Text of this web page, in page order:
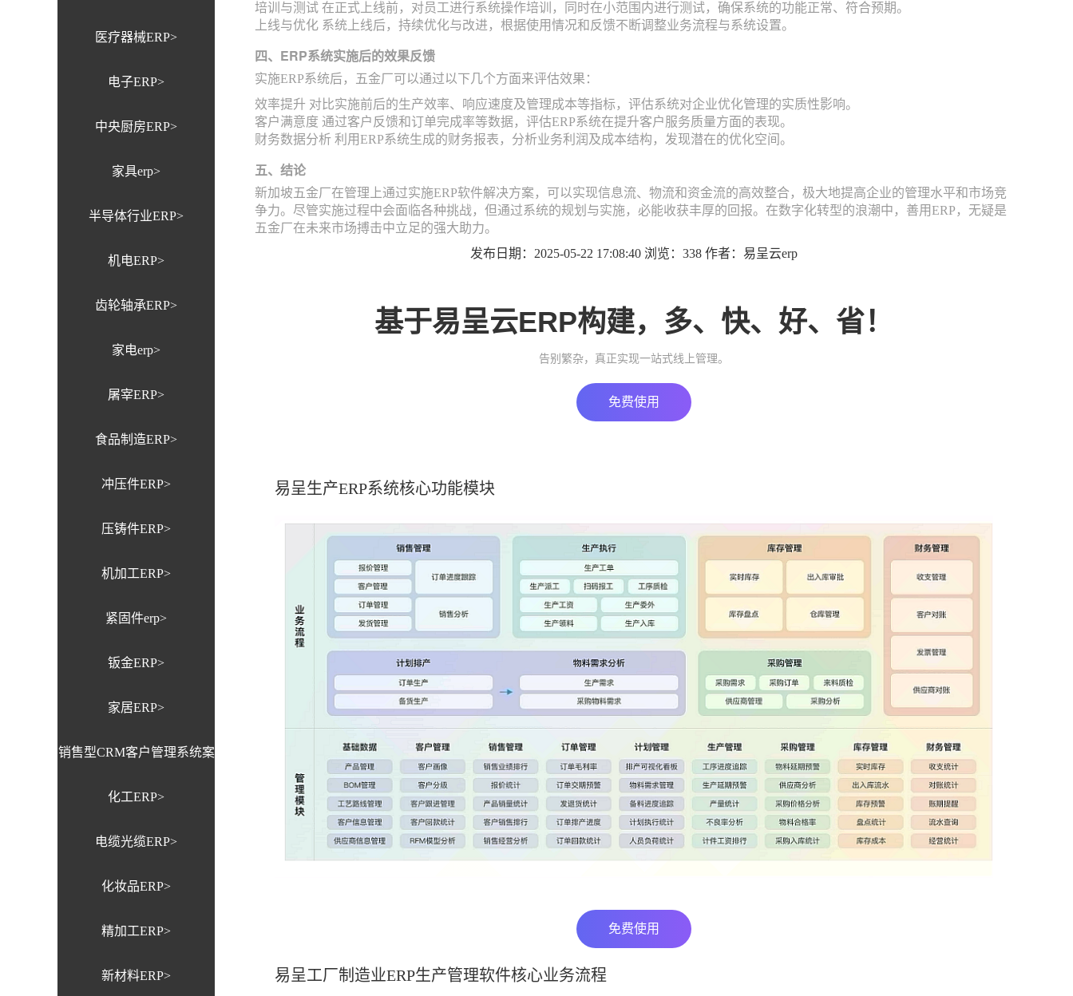
医疗器械ERP>
电子ERP>
中央厨房ERP>
家具erp>
半导体行业ERP>
机电ERP>
齿轮轴承ERP>
家电erp>
屠宰ERP>
食品制造ERP>
冲压件ERP>
压铸件ERP>
机加工ERP>
紧固件erp>
钣金ERP>
家居ERP>
销售型CRM客户管理系统案
例>
化工ERP>
电缆光缆ERP>
化妆品ERP>
精加工ERP>
新材料ERP>
培训与测试 在正式上线前，对员工进行系统操作培训，同时在小范围内进行测试，确保系统的功能正常、符合预期。
上线与优化 系统上线后，持续优化与改进，根据使用情况和反馈不断调整业务流程与系统设置。
四、ERP系统实施后的效果反馈
实施ERP系统后，五金厂可以通过以下几个方面来评估效果：
效率提升 对比实施前后的生产效率、响应速度及管理成本等指标，评估系统对企业优化管理的实质性影响。
客户满意度 通过客户反馈和订单完成率等数据，评估ERP系统在提升客户服务质量方面的表现。
财务数据分析 利用ERP系统生成的财务报表，分析业务利润及成本结构，发现潜在的优化空间。
五、结论
新加坡五金厂在管理上通过实施ERP软件解决方案，可以实现信息流、物流和资金流的高效整合，极大地提高企业的管理水平和市场竞
争力。尽管实施过程中会面临各种挑战，但通过系统的规划与实施，必能收获丰厚的回报。在数字化转型的浪潮中，善用ERP，无疑是
五金厂在未来市场搏击中立足的强大助力。
发布日期：2025-05-22 17:08:40 浏览：338 作者：易呈云erp
基于易呈云ERP构建，多、快、好、省！
告别繁杂，真正实现一站式线上管理。
免费使用
易呈生产ERP系统核心功能模块
免费使用
易呈工厂制造业ERP生产管理软件核心业务流程